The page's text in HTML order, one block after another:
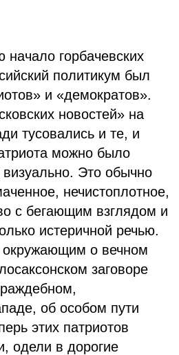
горбачевских
политикум был
и «демократов».
новостей» на
тусовались и те, и
можно было
визуально. Это обычно
нечистоплотное,
с бегающим взглядом и
истеричной речью.
окружающим о вечном
заговоре
об особом пути
этих патриотов
одели в дорогие